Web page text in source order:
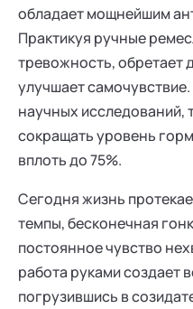
обладает мощнейшим
Практикуя ручные
тревожность, обретает
улучшает
научных исследований,
сокращать уровень
вплоть до 75%.
Сегодня жизнь
темпы, бесконечная
постоянное чувство
работа руками создает
погрузившись в